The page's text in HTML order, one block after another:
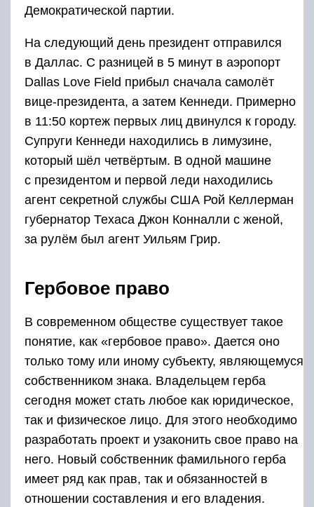
Демократической партии.
На следующий день президент отправился
в Даллас. С разницей в 5 минут в аэропорт
Dallas Love Field прибыл сначала самолёт
вице-президента, а затем Кеннеди. Примерно
в 11:50 кортеж первых лиц двинулся к городу.
Супруги Кеннеди находились в лимузине,
который шёл четвёртым. В одной машине
с президентом и первой леди находились
агент секретной службы США Рой Келлерман
губернатор Техаса Джон Конналли с женой,
за рулём был агент Уильям Грир.
Гербовое право
В современном обществе существует такое
понятие, как «гербовое право». Дается оно
только тому или иному субъекту, являющемуся
собственником знака. Владельцем герба
сегодня может стать любое как юридическое,
так и физическое лицо. Для этого необходимо
разработать проект и узаконить свое право на
него. Новый собственник фамильного герба
имеет ряд как прав, так и обязанностей в
отношении составления и его владения.